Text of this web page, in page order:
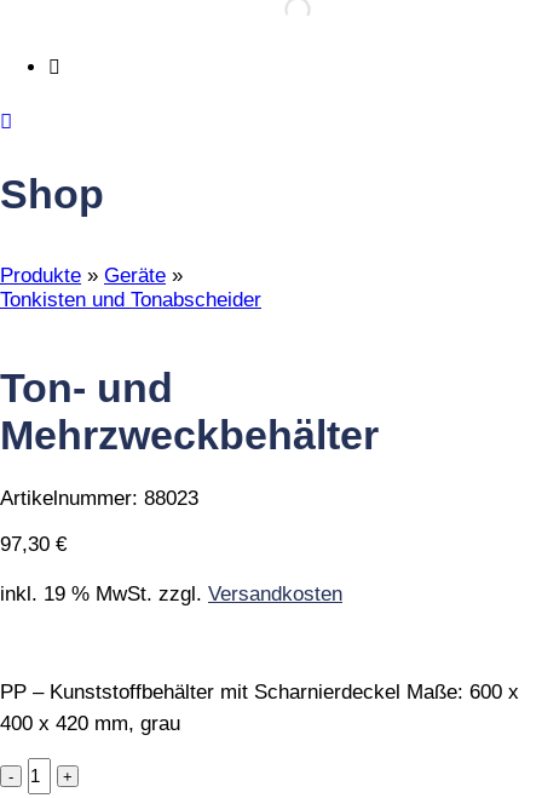
Shop
Produkte » Geräte »
Tonkisten und Tonabscheider
Ton- und
Mehrzweckbehälter
Artikelnummer: 88023
97,30 €
inkl. 19 % MwSt. zzgl. Versandkosten
PP – Kunststoffbehälter mit Scharnierdeckel Maße: 600 x
400 x 420 mm, grau
Ton-
und